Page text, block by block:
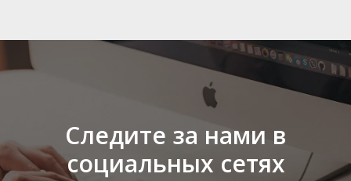
Следите за нами в
социальных сетях